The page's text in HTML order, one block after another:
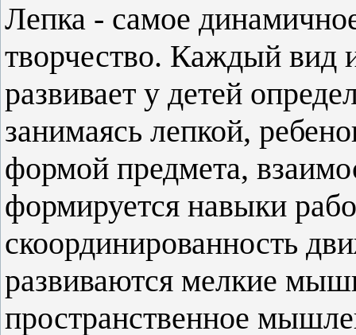
Лепка - самое
творчество. Каждый вид
развивает у детей
занимаясь лепкой,
формой предмета,
формируется навыки
скоординированность
развиваются мелкие
пространственное